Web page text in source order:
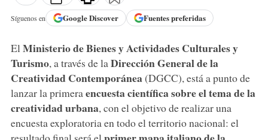
Síguenos en GoogleDiscover Fuentes preferidas
El Ministerio de Bienes y Actividades Culturales y
Turismo, a través de la Dirección General de la
Creatividad Contemporánea(DGCC), está a punto de
lanzar la primera encuesta científica sobre el tema de la
creatividad urbana, con el objetivo de realizar una
encuesta exploratoria en todo el territorio nacional: el